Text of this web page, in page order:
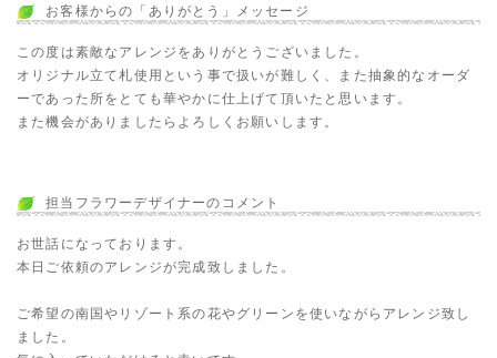
お客様からの「ありがとう」メッセージ
この度は素敵なアレンジをありがとうございました。
オリジナル立て札使用という事で扱いが難しく、また抽象的なオーダ
ーであった所をとても華やかに仕上げて頂いたと思います。
また機会がありましたらよろしくお願いします。
担当フラワーデザイナーのコメント
お世話になっております。
本日ご依頼のアレンジが完成致しました。
ご希望の南国やリゾート系の花やグリーンを使いながらアレンジ致し
ました。